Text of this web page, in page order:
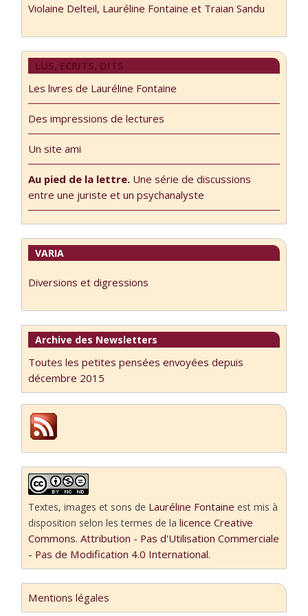
Violaine Delteil, Lauréline Fontaine et Traian Sandu
LUS, ECRITS, DITS
Les livres de Lauréline Fontaine
Des impressions de lectures
Un site ami
Au pied de la lettre. Une série de discussions
entre une juriste et un psychanalyste
VARIA
Diversions et digressions
Archive des Newsletters
Toutes les petites pensées envoyées depuis
décembre 2015
Textes, images et sons de Lauréline Fontaine est mis à
disposition selon les termes de lalicence Creative
Commons. Attribution - Pas d'Utilisation Commerciale
- Pas de Modification 4.0 International.
Mentions légales